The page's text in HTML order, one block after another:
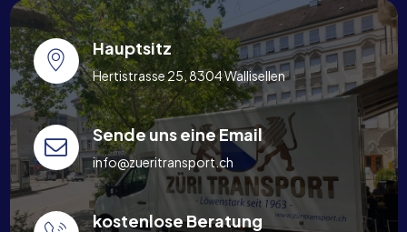
Hauptsitz
Hertistrasse 25, 8304 Wallisellen
Sende uns eine Email
info@zueritransport.ch
kostenlose Beratung